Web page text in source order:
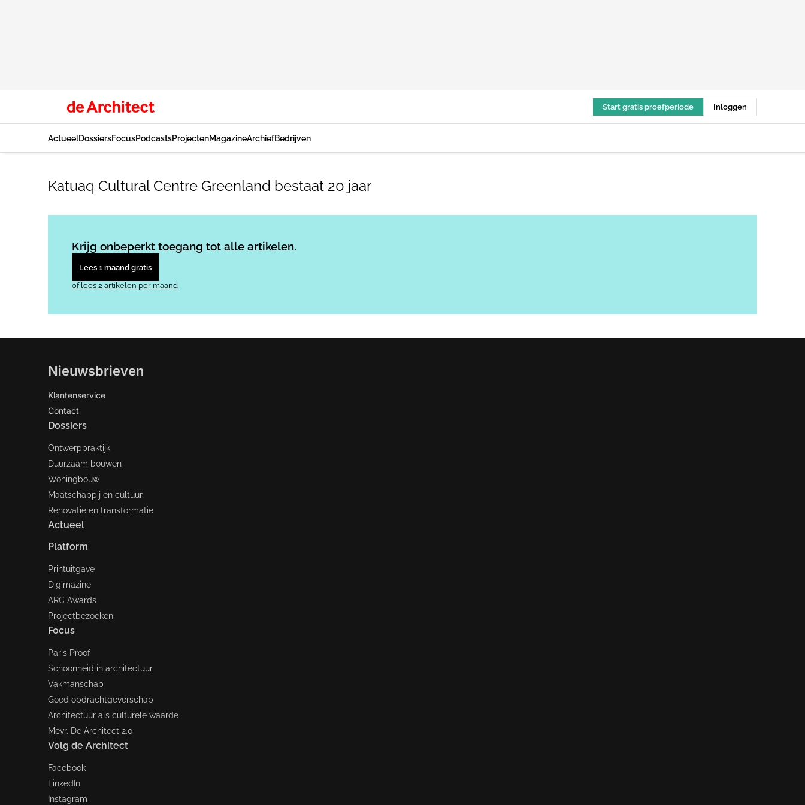
Start gratis proefperiode Inloggen
ActueelDossiersFocusPodcastsProjectenMagazineArchiefBedrijven
Katuaq Cultural Centre Greenland bestaat 20 jaar
Krijg onbeperkt toegang tot alle artikelen.
Lees 1 maand gratis
of lees 2 artikelen per maand
Nieuwsbrieven
Klantenservice
Contact
Dossiers
Ontwerppraktijk
Duurzaam bouwen
Woningbouw
Maatschappij en cultuur
Renovatie en transformatie
Actueel
Platform
Printuitgave
Digimazine
ARC Awards
Projectbezoeken
Focus
Paris Proof
Schoonheid in architectuur
Vakmanschap
Goed opdrachtgeverschap
Architectuur als culturele waarde
Mevr. De Architect 2.0
Volg de Architect
Facebook
LinkedIn
Instagram